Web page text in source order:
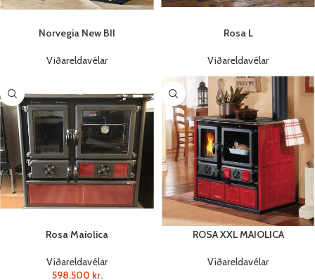
Norvegia New BII
Viðareldavélar
Rosa L
Viðareldavélar
Rosa Maiolica
Viðareldavélar
598.500 kr.
ROSA XXL MAIOLICA
Viðareldavélar